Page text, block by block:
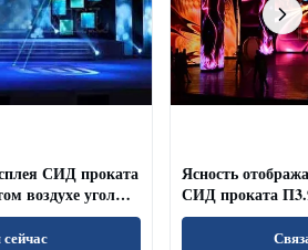
СИД проката
воздухе угол
тарифа
Ясность
СИД проката
залов/